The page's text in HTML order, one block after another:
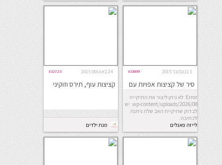
1 בנובמבר 2015 #33099
סיר של קציצות אפויות עם
פתיתיםError: לא ניתן ליצור את התיקייה
wp-content/uploads/2026/08. יש
לבדוק שתיקיית האב שלה ניתנת
לכתיבה.
לייזה פאנלים
24 באוגוסט 2015 #32723
קציצות עוף, תירס וזוקיני
מנת ילדים